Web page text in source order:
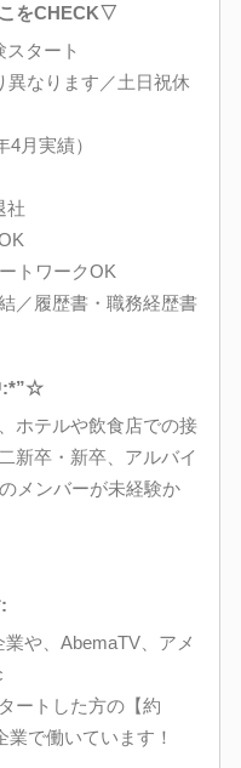
をCHECK▽
タート
なります／土日祝休
月実績）
社
トワークOK
／履歴書・職務経歴書
:*”☆
ホテルや飲食店での接
新卒・新卒、アルバイ
メンバーが未経験か
や、AbemaTV、アメ
ートした方の【約
で働いています！